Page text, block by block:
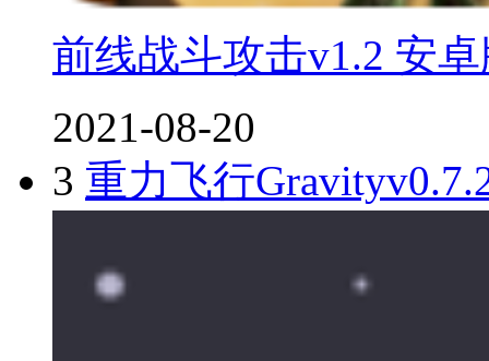
前线战斗攻击v1.2 安
2021-08-20
3 重力飞行